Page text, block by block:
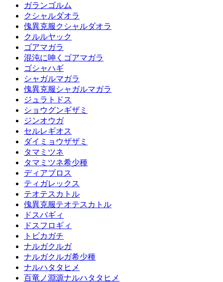
ガランゴルム
クシャルダオラ
傀異克服クシャルダオラ
クルルヤック
ゴアマガラ
混沌に呻くゴアマガラ
ゴシャハギ
シャガルマガラ
傀異克服シャガルマガラ
ジュラトドス
ショウグンギザミ
ジンオウガ
セルレギオス
ダイミョウザザミ
タマミツネ
タマミツネ希少種
ディアブロス
ティガレックス
テオテスカトル
傀異克服テオテスカトル
ドスバギィ
ドスフロギィ
トビカガチ
ナルガクルガ
ナルガクルガ希少種
ナルハタタヒメ
百竜ノ淵源ナルハタタヒメ